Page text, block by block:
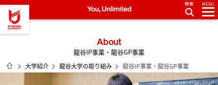
龍谷大学 You, Unlimited
MENU
About
龍谷IP事業・龍谷GP事業
ホーム
大学紹介 龍谷大学の取り組み 龍谷IP事業・龍谷GP事業